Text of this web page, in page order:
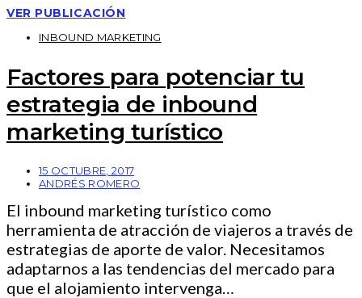
VER PUBLICACIÓN
INBOUND MARKETING
Factores para potenciar tu
estrategia de inbound
marketing turístico
15 OCTUBRE, 2017
ANDRÉS ROMERO
El inbound marketing turístico como
herramienta de atracción de viajeros a través de
estrategias de aporte de valor. Necesitamos
adaptarnos a las tendencias del mercado para
que el alojamiento intervenga…